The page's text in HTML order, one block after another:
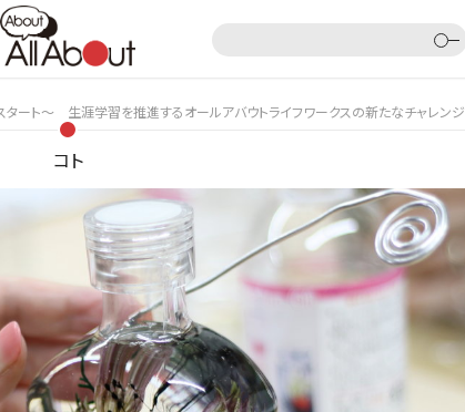
タート～ 生涯学習を推進するオールアバウトライフワークスの新たなチャレンジ
コト